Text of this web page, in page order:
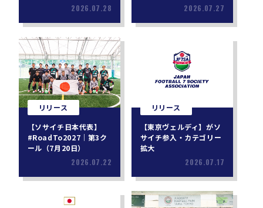
2026.07.28
2026.07.27
リリース
【ソサイチ日本代表】
#RoadTo2027｜第3ク
ール（7月20日）
2026.07.22
リリース
【東京ヴェルディ】がソ
サイチ参入・カテゴリー
拡大
2026.07.17